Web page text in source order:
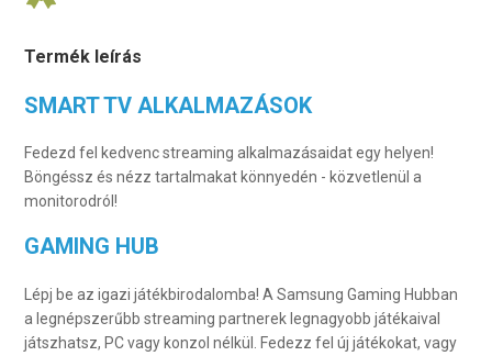
Termék leírás
SMART TV ALKALMAZÁSOK
Fedezd fel kedvenc streaming alkalmazásaidat egy helyen!
Böngéssz és nézz tartalmakat könnyedén - közvetlenül a
monitorodról!
GAMING HUB
Lépj be az igazi játékbirodalomba! A Samsung Gaming Hubban
a legnépszerűbb streaming partnerek legnagyobb játékaival
játszhatsz, PC vagy konzol nélkül. Fedezz fel új játékokat, vagy